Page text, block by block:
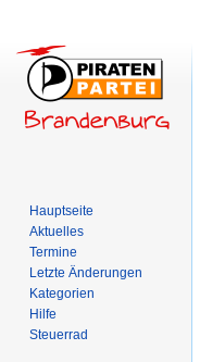
Hauptseite
Aktuelles
Termine
Letzte Änderungen
Kategorien
Hilfe
Steuerrad